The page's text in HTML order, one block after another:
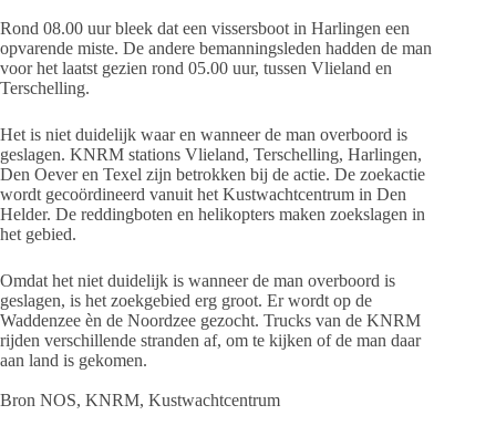
Rond 08.00 uur bleek dat een vissersboot in Harlingen een
opvarende miste. De andere bemanningsleden hadden de man
voor het laatst gezien rond 05.00 uur, tussen Vlieland en
Terschelling.
Het is niet duidelijk waar en wanneer de man overboord is
geslagen. KNRM stations Vlieland, Terschelling, Harlingen,
Den Oever en Texel zijn betrokken bij de actie. De zoekactie
wordt gecoördineerd vanuit het Kustwachtcentrum in Den
Helder. De reddingboten en helikopters maken zoekslagen in
het gebied.
Omdat het niet duidelijk is wanneer de man overboord is
geslagen, is het zoekgebied erg groot. Er wordt op de
Waddenzee èn de Noordzee gezocht. Trucks van de KNRM
rijden verschillende stranden af, om te kijken of de man daar
aan land is gekomen.
Bron NOS, KNRM, Kustwachtcentrum